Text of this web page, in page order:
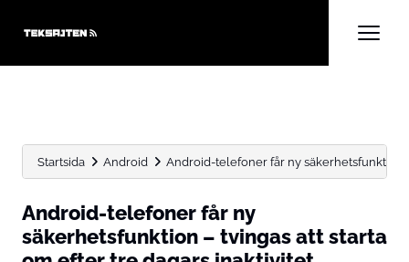
Startsida Android Android-telefoner får ny säkerhetsfunktion
Android-telefoner får ny
säkerhetsfunktion – tvingas att starta